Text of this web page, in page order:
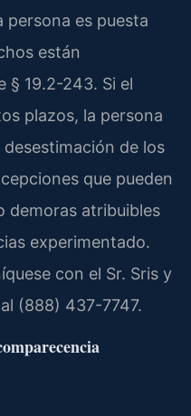
persona es puesta
están
§ 19.2-243. Si el
plazos, la persona
de los
que pueden
demoras atribuibles
experimentado.
con el Sr. Sris y
(888) 437-7747.